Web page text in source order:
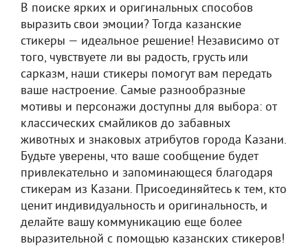
В поиске ярких и оригинальных способов
выразить свои эмоции? Тогда казанские
стикеры — идеальное решение! Независимо от
того, чувствуете ли вы радость, грусть или
сарказм, наши стикеры помогут вам передать
ваше настроение. Самые разнообразные
мотивы и персонажи доступны для выбора: от
классических смайликов до забавных
животных и знаковых атрибутов города Казани.
Будьте уверены, что ваше сообщение будет
привлекательно и запоминающеся благодаря
стикерам из Казани. Присоединяйтесь к тем, кто
ценит индивидуальность и оригинальность, и
делайте вашу коммуникацию еще более
выразительной с помощью казанских стикеров!